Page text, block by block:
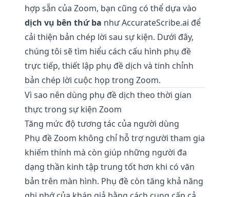
hợp sẵn của Zoom, bạn cũng có thể dựa vào
dịch vụ bên thứ ba nhưAccurateScribe.ai để
cải thiện bản chép lời sau sự kiện. Dưới đây,
chúng tôi sẽ tìm hiểu cách cấu hình phụ đề
trực tiếp, thiết lập phụ đề dịch và tinh chỉnh
bản chép lời cuộc họp trong Zoom.
Vì sao nên dùng phụ đề dịch theo thời gian
thực trong sự kiện Zoom
Tăng mức độ tương tác của người dùng
Phụ đề Zoom không chỉ hỗ trợ người tham gia
khiếm thính mà còn giúp những người đa
dạng thần kinh tập trung tốt hơn khi có văn
bản trên màn hình. Phụ đề còn tăng khả năng